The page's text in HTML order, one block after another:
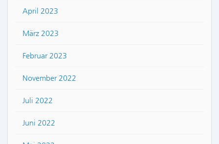
April 2023
März 2023
Februar 2023
November 2022
Juli 2022
Juni 2022